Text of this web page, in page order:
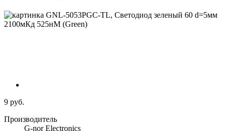
9 руб.
Производитель
G-nor Electronics